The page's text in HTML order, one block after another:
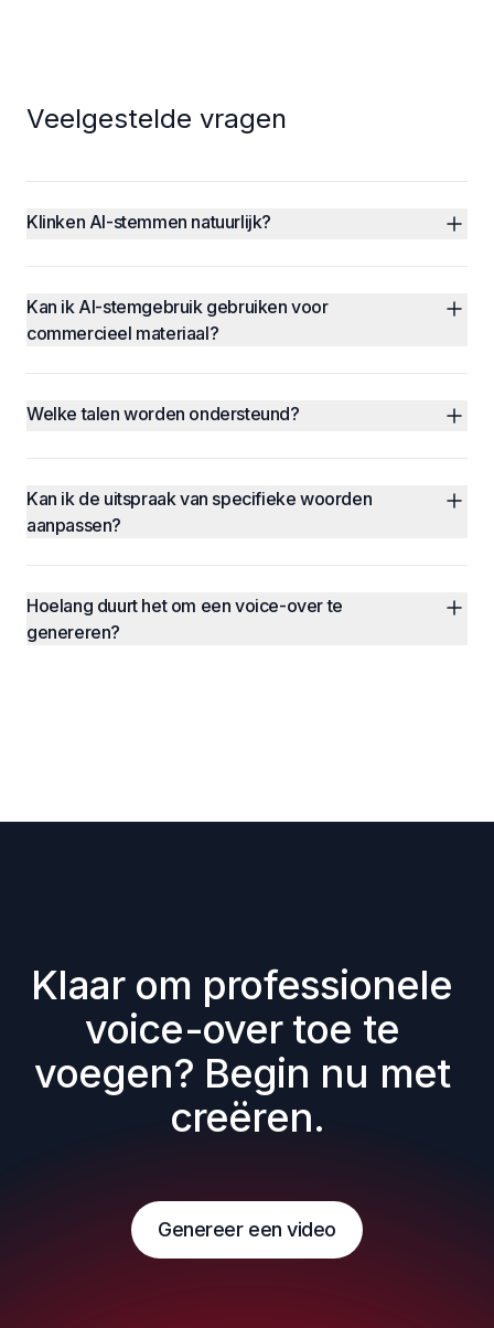
Veelgestelde vragen
Klinken AI-stemmen natuurlijk?
Kan ik AI-stemgebruik gebruiken voor
commercieel materiaal?
Welke talen worden ondersteund?
Kan ik de uitspraak van specifieke woorden
aanpassen?
Hoelang duurt het om een voice-over te
genereren?
Klaar om professionele
voice-over toe te
voegen? Begin nu met
creëren.
Genereer een video